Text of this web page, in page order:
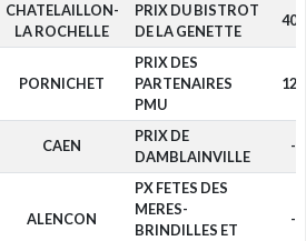
CHATELAILLON-
LA ROCHELLE
PRIX DU BISTROT
DE LA GENETTE
400
PORNICHET
PRIX DES
PARTENAIRES
PMU
120
CAEN
PRIX DE
DAMBLAINVILLE
-
ALENCON
PX FETES DES
MERES-
BRINDILLES ET
-